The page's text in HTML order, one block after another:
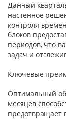
Данный
настенное
контроля
блоков
периодов, что
задач и
Ключевые
Оптимальный
месяцев
предотвращает